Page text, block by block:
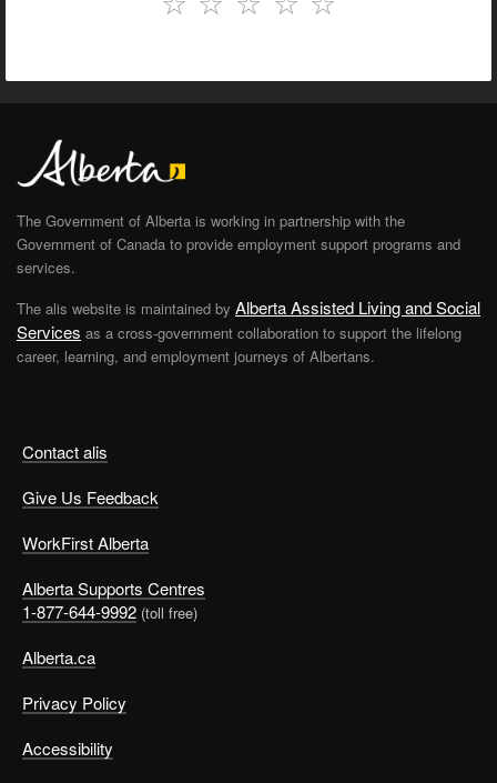
Contact alis
Give Us Feedback
WorkFirst Alberta
Alberta Supports Centres
1-877-644-9992 (toll free)
Alberta.ca
Privacy Policy
Accessibility
The Government of Alberta is working in partnership with the
Government of Canada to provide employment support programs and
services.
The alis website is maintained by Alberta Assisted Living and Social
Services as a cross-government collaboration to support the lifelong
career, learning, and employment journeys of Albertans.